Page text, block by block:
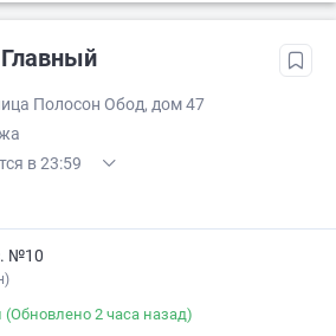
Главный
Полосон Обод, дом 47
в 23:59
№10
(Обновлено 2 часа назад)